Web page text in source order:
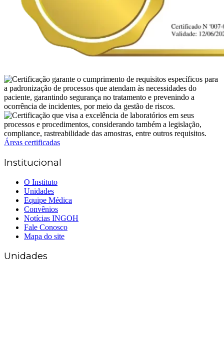
Áreas certificadas
Institucional
O Instituto
Unidades
Equipe Médica
Convênios
Notícias INGOH
Fale Conosco
Mapa do site
Unidades